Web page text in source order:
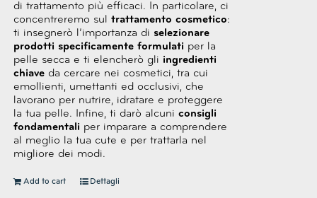
di trattamento più efficaci. In particolare, ci
concentreremo sul trattamento cosmetico:
ti insegnerò l’importanza di selezionare
prodotti specificamente formulati per la
pelle secca e ti elencherò gli ingredienti
chiaveda cercare nei cosmetici, tra cui
emollienti, umettanti ed occlusivi, che
lavorano per nutrire, idratare e proteggere
la tua pelle. Infine, ti darò alcuni consigli
fondamentali per imparare a comprendere
al meglio la tua cute e per trattarla nel
migliore dei modi.
Add to cart Dettagli